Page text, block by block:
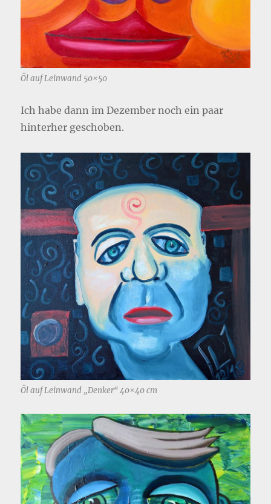
Öl auf Leinwand 50×50
Ich habe dann im Dezember noch ein paar
hinterher geschoben.
Öl auf Leinwand „Denker“ 40×40 cm